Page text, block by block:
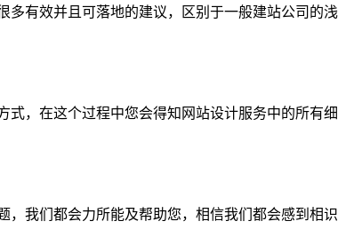
有效并且可落地的建议，区别于一般建站公司的
式，在这个过程中您会得知网站设计服务中的所有
我们都会力所能及帮助您，相信我们都会感到相